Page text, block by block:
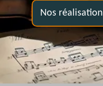
Nos réalisation